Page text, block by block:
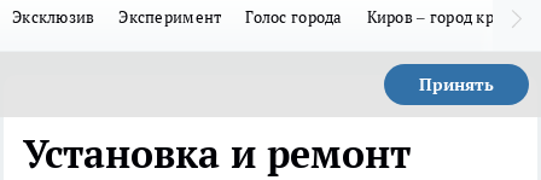
Эксклюзив Эксперимент Голос города Киров – город
Принять
Установка и ремонт